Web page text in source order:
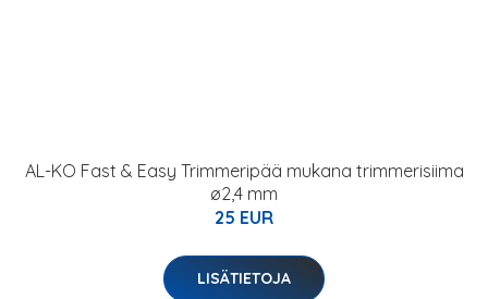
AL-KO Fast & Easy Trimmeripää mukana trimmerisiima
ø2,4 mm
25 EUR
LISÄTIETOJA